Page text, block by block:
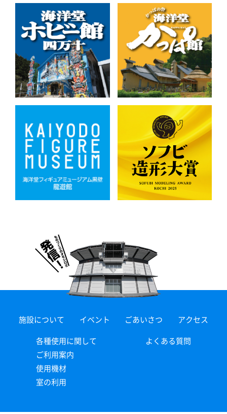
施設について イベント ごあいさつ アクセス
各種使用に関して
ご利用案内
使用機材
室の利用
よくある質問